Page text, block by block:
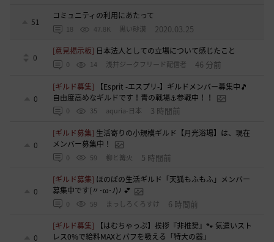
51
コミュニティの利用にあたって
18 47.8K 黒い砂漠 2020.03.25
0
[意見掲示板] 日本法人としての立場について感じたこと
0 14 浅井ジークフリード配信者 46 分前
0
[ギルド募集]
【Esprit -エスプリ-】ギルドメンバー募集中🎵
自由度高めなギルドです！青の戦場⚓参戦中！！
0 35 aquria-日本 3 時間前
0
[ギルド募集] 生活寄りの小規模ギルド【月光浴場】は、現在
メンバー募集中！
0 59 柳と篝火 5 時間前
0
[ギルド募集] ほのぼの生活ギルド「天狐もふもふ」メンバー
募集中です(〃･ω･ﾉ)ﾉ 💕
0 59 まっしろくろすけ 6 時間前
0
[ギルド募集]
【はむちゃっぷ】挨拶『非推奨』🐾 気遣いスト
レス0%で給料MAXとバフを吸える「特大の器」